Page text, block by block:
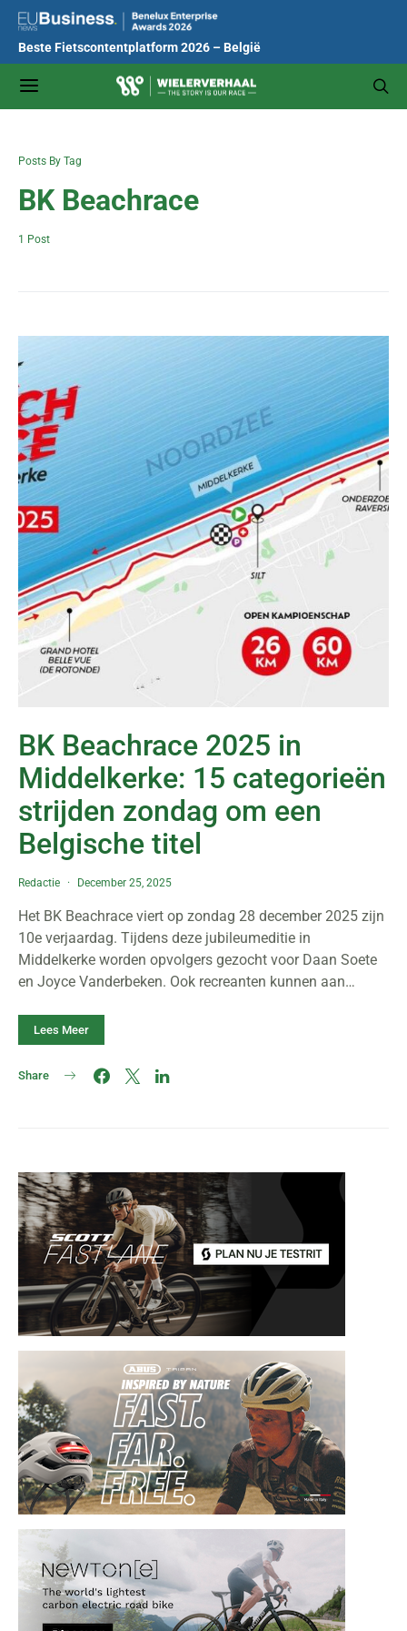
Beste Fietscontentplatform 2026 – België
Posts By Tag
BK Beachrace
1 Post
BK Beachrace 2025 in
Middelkerke: 15 categorieën
strijden zondag om een
Belgische titel
Redactie December 25, 2025
Het BK Beachrace viert op zondag 28 december 2025 zijn
10e verjaardag. Tijdens deze jubileumeditie in
Middelkerke worden opvolgers gezocht voor Daan Soete
en Joyce Vanderbeken. Ook recreanten kunnen aan…
Lees Meer
Share